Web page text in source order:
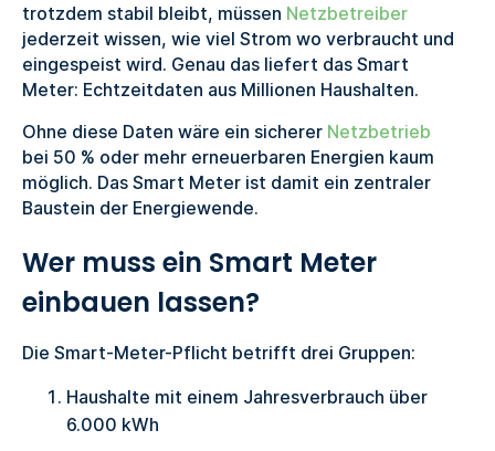
trotzdem stabil bleibt, müssen Netzbetreiber
jederzeit wissen, wie viel Strom wo verbraucht und
eingespeist wird. Genau das liefert das Smart
Meter: Echtzeitdaten aus Millionen Haushalten.
Ohne diese Daten wäre ein sicherer Netzbetrieb
bei 50 % oder mehr erneuerbaren Energien kaum
möglich. Das Smart Meter ist damit ein zentraler
Baustein der Energiewende.
Wer muss ein Smart Meter
einbauen lassen?
Die Smart-Meter-Pflicht betrifft drei Gruppen:
Haushalte mit einem Jahresverbrauch über
6.000 kWh